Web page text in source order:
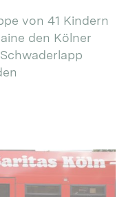
von 41 Kindern
den Kölner